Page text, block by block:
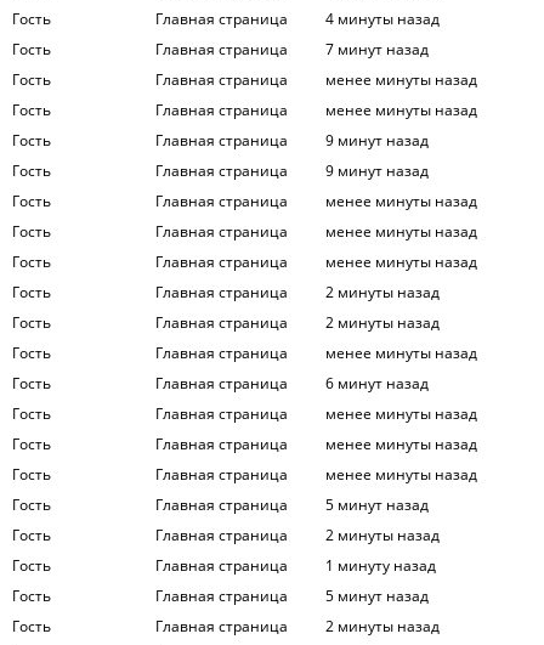
Гость
Главная страница
4 минуты назад
Гость
Главная страница
7 минут назад
Гость
Главная страница
менее минуты назад
Гость
Главная страница
менее минуты назад
Гость
Главная страница
9 минут назад
Гость
Главная страница
9 минут назад
Гость
Главная страница
менее минуты назад
Гость
Главная страница
менее минуты назад
Гость
Главная страница
менее минуты назад
Гость
Главная страница
2 минуты назад
Гость
Главная страница
2 минуты назад
Гость
Главная страница
менее минуты назад
Гость
Главная страница
6 минут назад
Гость
Главная страница
менее минуты назад
Гость
Главная страница
менее минуты назад
Гость
Главная страница
менее минуты назад
Гость
Главная страница
5 минут назад
Гость
Главная страница
2 минуты назад
Гость
Главная страница
1 минуту назад
Гость
Главная страница
5 минут назад
Гость
Главная страница
2 минуты назад